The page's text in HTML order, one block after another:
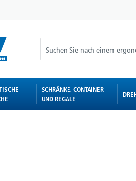
SCHRÄNKE, CONTAINER
UND REGALE